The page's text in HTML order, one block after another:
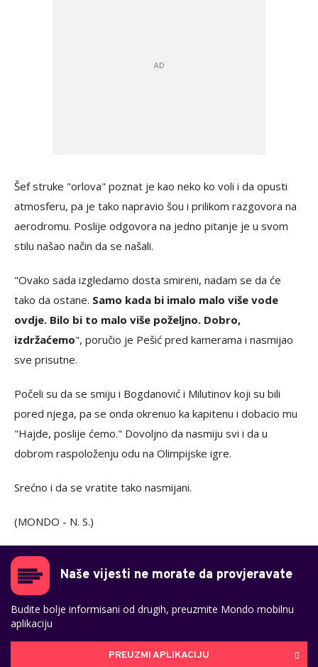
Šef struke "orlova" poznat je kao neko ko voli i da opusti
atmosferu, pa je tako napravio šou i prilikom razgovora na
aerodromu. Poslije odgovora na jedno pitanje je u svom
stilu našao način da se našali.
"Ovako sada izgledamo dosta smireni, nadam se da će
tako da ostane. Samo kada bi imalo malo više vode
ovdje. Bilo bi to malo više poželjno. Dobro,
izdržaćemo", poručio je Pešić pred kamerama i nasmijao
sve prisutne.
Počeli su da se smiju i Bogdanović i Milutinov koji su bili
pored njega, pa se onda okrenuo ka kapitenu i dobacio mu
"Hajde, poslije ćemo." Dovoljno da nasmiju svi i da u
dobrom raspoloženju odu na Olimpijske igre.
Srećno i da se vratite tako nasmijani.
(MONDO - N. S.)
Naše vijesti ne morate da provjeravate
Budite bolje informisani od drugih, preuzmite Mondo mobilnu
aplikaciju
PREUZMI APLIKACIJU